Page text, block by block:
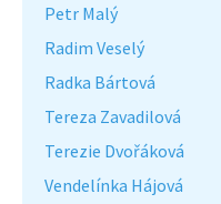
Petr Malý
Radim Veselý
Radka Bártová
Tereza Zavadilová
Terezie Dvořáková
Vendelínka Hájová